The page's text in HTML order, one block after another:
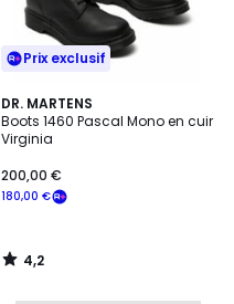
Prix exclusif
DR. MARTENS
Boots 1460 Pascal Mono en cuir
Virginia
180,00 €
200,00 €
4,2
/ 5
4,2
/